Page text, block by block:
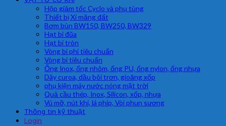
Hộp giảm tốc Cyclo và phụ tùng
Thiết bị Xi măng đất
Bơm bùn BW150, BW250, BW329
Hạt bi đũa
Hạt bi tròn
Vòng bi phi tiêu chuẩn
Vòng bi tiêu chuẩn
Ống Inox, ống nhôm, ống PU, ống nylon, ống nhựa
Dây curoa, dầu bôi trơn, gioăng xốp
phụ kiện máy nước nóng mặt trời
Quả cầu thép, Inox, Silicon, xốp, nhựa
Vú mỡ, nút khí, lá phíp, Vòi phun sương
Thông tin kỹ thuật
Login